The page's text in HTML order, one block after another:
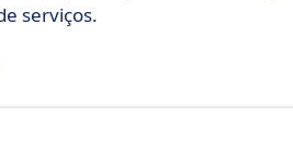
serviços.